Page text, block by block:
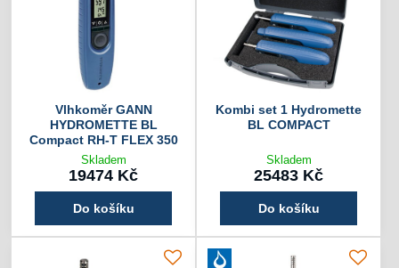
Vlhkoměr GANN
HYDROMETTE BL
Compact RH-T FLEX 350
Skladem
19474 Kč
Do košíku
Kombi set 1 Hydromette
BL COMPACT
Skladem
25483 Kč
Do košíku